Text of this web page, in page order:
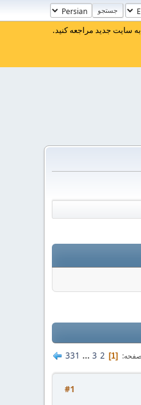
سایت جدید مراجعه کنید.
1
2
3
...
331
#1